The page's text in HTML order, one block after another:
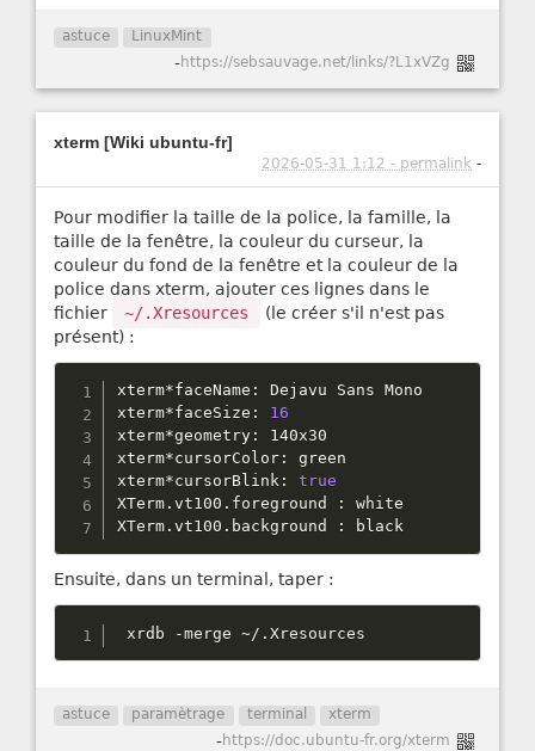
astuce LinuxMint
-https://sebsauvage.net/links/?L1xVZg
xterm [Wiki ubuntu-fr]
2026-05-31 1:12 - permalink -
Pour modifier la taille de la police, la famille, la
taille de la fenêtre, la couleur du curseur, la
couleur du fond de la fenêtre et la couleur de la
police dans xterm, ajouter ces lignes dans le
fichier
~/.Xresources
(le créer s'il n'est pas
présent) :
xterm*faceName :
Dejavu Sans Mono
xterm*faceSize :
16
xterm*geometry :
140x30
xterm*cursorColor :
green
xterm*cursorBlink :
true
XTerm .vt100 . foreground :
white
XTerm .vt100 . background : black
Ensuite, dans un terminal, taper :
xrdb -merge ~/ .Xresources
astuce paramètrage terminal xterm
-https://doc.ubuntu-fr.org/xterm